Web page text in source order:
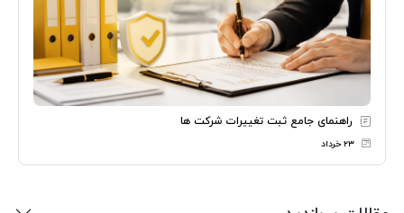
راهنمای جامع ثبت تغییرات شرکت ها
۲۳ خرداد